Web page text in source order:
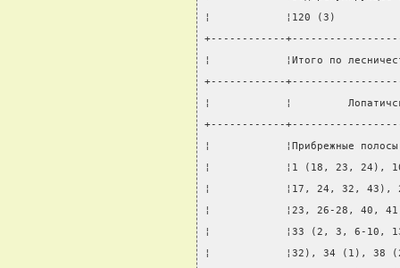
¦            ¦120 (3)
+------------
¦            ¦Итого по
+------------
¦            ¦
+------------
¦            ¦Прибрежные
¦            ¦1 (18, 23, 24),
¦            ¦17, 24, 32,
¦            ¦23, 26-28, 40,
¦            ¦33 (2, 3, 6-10,
¦            ¦32), 34 (1), 38